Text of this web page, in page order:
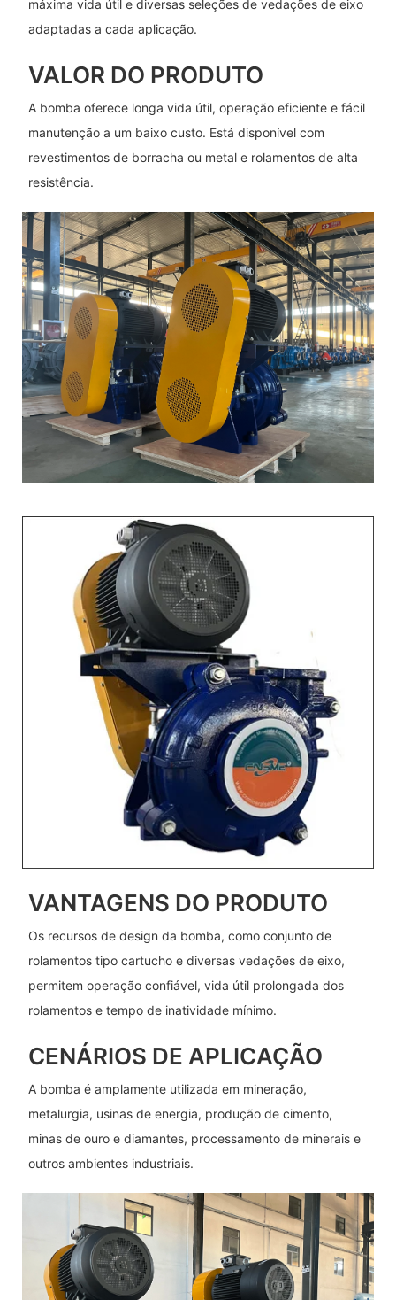
máxima vida útil e diversas seleções de vedações de eixo
adaptadas a cada aplicação.
VALOR DO PRODUTO
A bomba oferece longa vida útil, operação eficiente e fácil
manutenção a um baixo custo. Está disponível com
revestimentos de borracha ou metal e rolamentos de alta
resistência.
VANTAGENS DO PRODUTO
Os recursos de design da bomba, como conjunto de
rolamentos tipo cartucho e diversas vedações de eixo,
permitem operação confiável, vida útil prolongada dos
rolamentos e tempo de inatividade mínimo.
CENÁRIOS DE APLICAÇÃO
A bomba é amplamente utilizada em mineração,
metalurgia, usinas de energia, produção de cimento,
minas de ouro e diamantes, processamento de minerais e
outros ambientes industriais.